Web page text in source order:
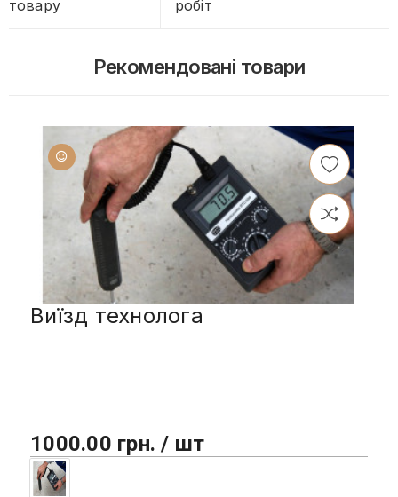
товару
робіт
Рекомендовані товари
Виїзд технолога
1000.00 грн. / шт